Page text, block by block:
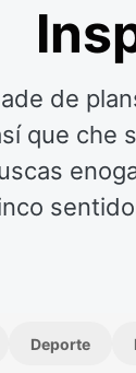
de
que
Deporte